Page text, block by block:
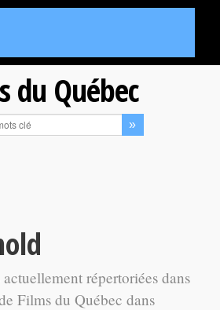
du Québec
répertoriées dans
Films du Québec dans